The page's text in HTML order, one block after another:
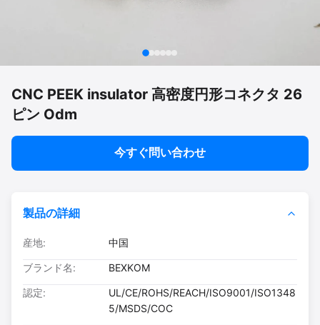
CNC PEEK insulator 高密度円形コネクタ 26
ピン Odm
今すぐ問い合わせ
製品の詳細
産地: 中国
ブランド名: BEXKOM
認定:
UL/CE/ROHS/REACH/ISO9001/ISO1348
5/MSDS/COC